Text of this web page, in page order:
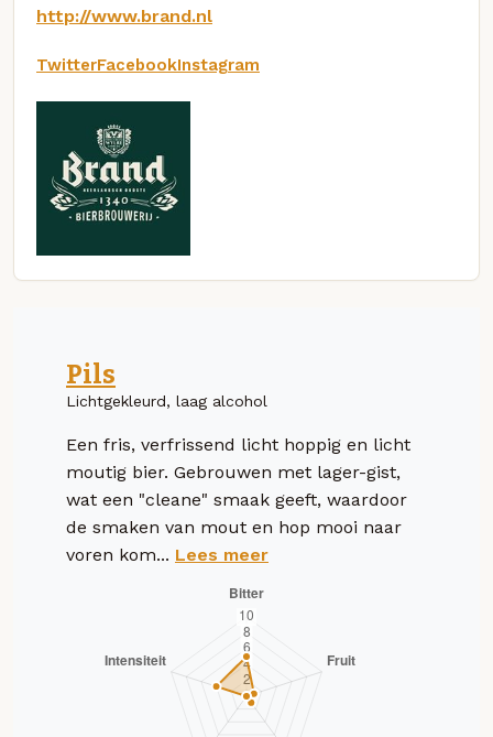
http://www.brand.nl
TwitterFacebookInstagram
Pils
Lichtgekleurd, laag alcohol
Een fris, verfrissend licht hoppig en licht
moutig bier. Gebrouwen met lager-gist,
wat een "cleane" smaak geeft, waardoor
de smaken van mout en hop mooi naar
voren kom... Lees meer